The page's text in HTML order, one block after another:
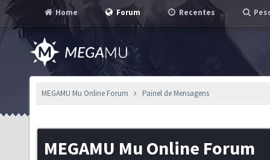
Home Forum Recentes
MEGAMU Mu Online Forum Painel de Mensagens
MEGAMU Mu Online Forum